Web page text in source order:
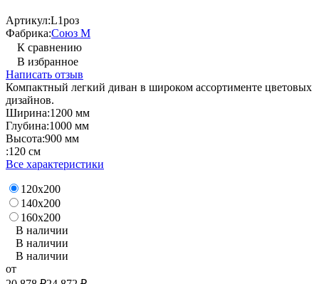
Артикул:L1роз
Фабрика:Союз М
К сравнению
В избранное
Написать отзыв
Компактный легкий диван в широком ассортименте цветовых
дизайнов.
Ширина:1200 мм
Глубина:1000 мм
Высота:900 мм
:120 см
Все характеристики
120х200
140х200
160х200
В наличии
В наличии
В наличии
от